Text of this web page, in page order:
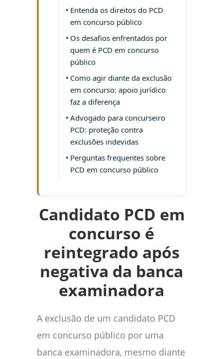
Entenda os direitos do PCD
em concurso público
Os desafios enfrentados por
quem é PCD em concurso
público
Como agir diante da exclusão
em concurso: apoio jurídico
faz a diferença
Advogado para concurseiro
PCD: proteção contra
exclusões indevidas
Perguntas frequentes sobre
PCD em concurso público
Candidato PCD em
concurso é
reintegrado após
negativa da banca
examinadora
A exclusão de um candidato PCD
em concurso público por uma
banca examinadora, mesmo diante